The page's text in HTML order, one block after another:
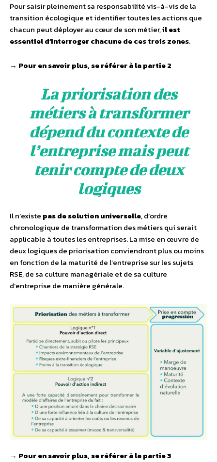
Pour saisir pleinement sa responsabilité vis-à-vis de la
transition écologique et identifier toutes les actions que
chacun peut déployer au cœur de son métier,il est
essentiel d’interroger chacune de ces trois zones.
→ Pour en savoir plus, se référer à la partie 2
La priorisation des
métiers à transformer
dépend du contexte de
l’entreprise mais peut
tenir compte de deux
logiques
Il n’existe pas de solution universelle, d’ordre
chronologique de transformation des métiers qui serait
applicable à toutes les entreprises. La mise en œuvre de
deux logiques de priorisation conviendront plus ou moins
en fonction de la maturité de l’entreprise sur les sujets
RSE, de sa culture managériale et de sa culture
d’entreprise de manière générale.
→ Pour en savoir plus, se référer à la partie 3